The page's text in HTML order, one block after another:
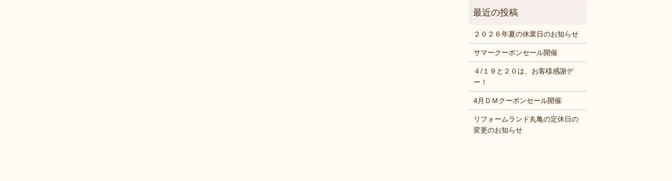
２０２６年夏の休業日のお知らせ
サマークーポンセール開催
４/１９と２０は、お客様感謝デ
ー！
4月ＤＭクーポンセール開催
リフォームランド丸亀の定休日の
変更のお知らせ